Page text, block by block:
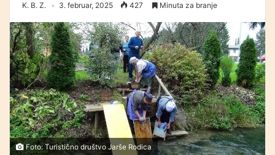
K. B. Z. 3. februar, 2025 427 Minuta za branje
Foto: Turistično društvo Jarše Rodica